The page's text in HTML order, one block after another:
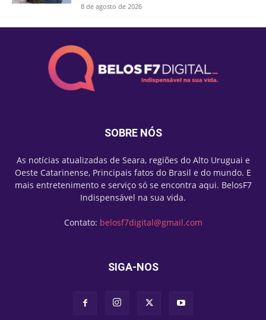
8 de agosto de 2026
SOBRE NÓS
As notícias atualizadas de Seara, regiões do Alto Uruguai e
Oeste Catarinense, Principais fatos do Brasil e do mundo. E
mais entretenimento e serviço só se encontra aqui. BelosF7
Indispensável na sua vida.
Contato: belosf7digital@gmail.com
SIGA-NOS